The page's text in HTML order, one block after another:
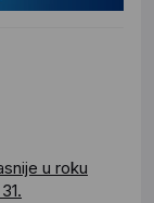
u roku